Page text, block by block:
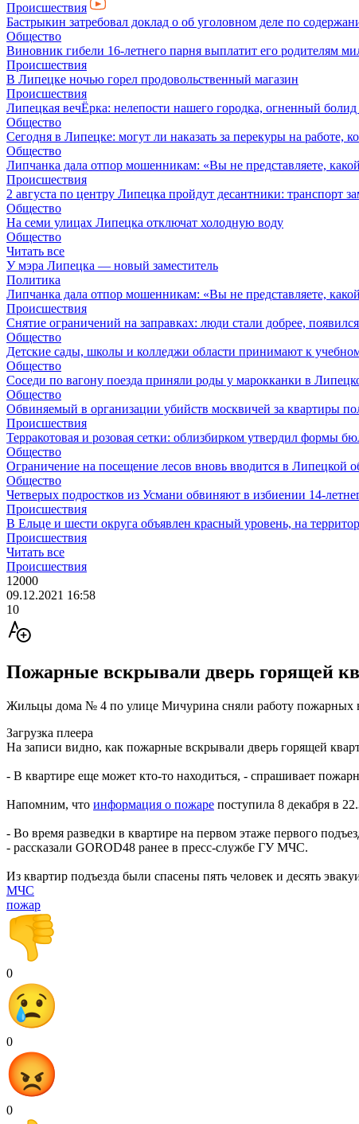
Происшествия
Бастрыкин затребовал доклад о об уголовном деле по
Общество
Виновник гибели 16-летнего парня выплатит его родителям
Происшествия
В Липецке ночью горел продовольственный магазин
Происшествия
Липецкая вечЁрка: нелепости нашего городка, огненный
Общество
Сегодня в Липецке: могут ли наказать за перекуры на работе,
Общество
Липчанка дала отпор мошенникам: «Вы не представляете,
Происшествия
2 августа по центру Липецка пройдут десантники: транспорт
Общество
На семи улицах Липецка отключат холодную воду
Общество
Читать все
У мэра Липецка — новый заместитель
Политика
Липчанка дала отпор мошенникам: «Вы не представляете,
Происшествия
Снятие ограничений на заправках: люди стали добрее,
Общество
Детские сады, школы и колледжи области принимают к
Общество
Соседи по вагону поезда приняли роды у марокканки в
Общество
Обвиняемый в организации убийств москвичей за квартиры
Происшествия
Терракотовая и розовая сетки: облизбирком утвердил формы
Общество
Ограничение на посещение лесов вновь вводится в Липецкой
Общество
Четверых подростков из Усмани обвиняют в избиении 14-
Происшествия
В Ельце и шести округа объявлен красный уровень, на
Происшествия
Читать все
Происшествия
12000
09.12.2021 16:58
10
Пожарные вскрывали дверь горящей
Жильцы дома № 4 по улице Мичурина сняли работу пожарных
Загрузка плеера
На записи видно, как пожарные вскрывали дверь горящей
- В квартире еще может кто-то находиться, - спрашивает
Напомним, что информация о пожаре поступила 8 декабря в
- Во время разведки в квартире на первом этаже первого
- рассказали GOROD48 ранее в пресс-службе ГУ МЧС.
Из квартир подъезда были спасены пять человек и десять
МЧС
пожар
0
0
0